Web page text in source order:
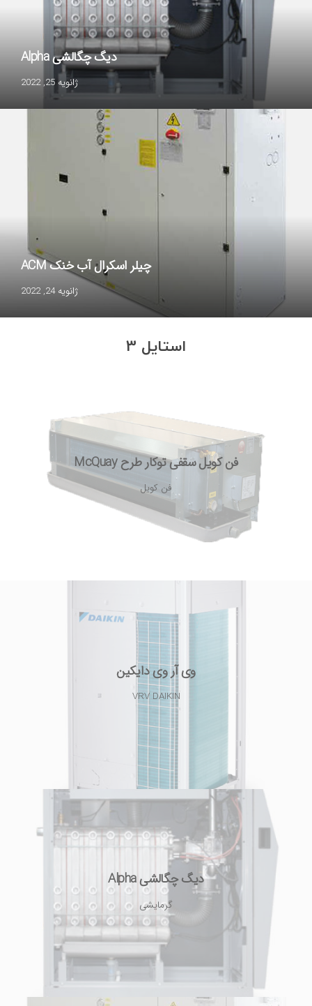
دیگ چگالشی Alpha
ژانویه 25, 2022
چیلر اسکرال آب خنک ACM
ژانویه 24, 2022
استایل 3
فن کویل سقفی توکار طرح McQuay
فن کویل
وی آر وی دایکین
VRV DAIKIN
دیگ چگالشی Alpha
گرمایشی